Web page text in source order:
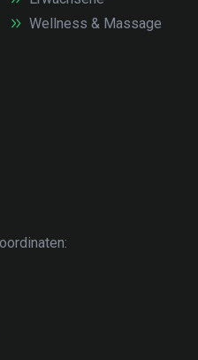
Wellness & Massage